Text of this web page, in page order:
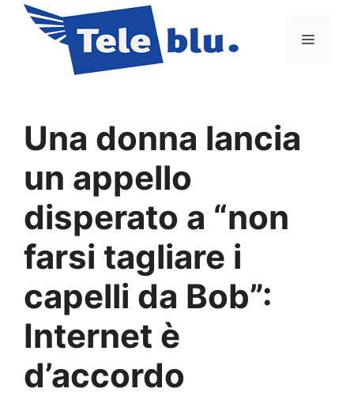
contenuto
Menu
Una donna lancia
un appello
disperato a “non
farsi tagliare i
capelli da Bob”:
Internet è
d’accordo